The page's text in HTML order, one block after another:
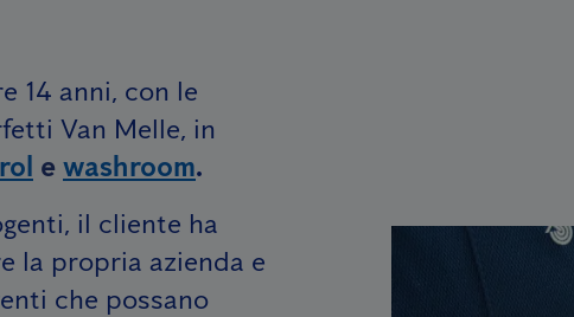
14 anni, con le
Van Melle, in
e washroom.
il cliente ha
la propria azienda e
che possano